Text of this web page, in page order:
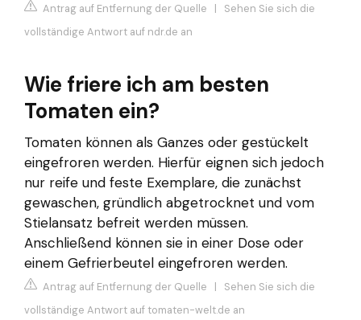
Antrag auf Entfernung der Quelle | Sehen Sie sich die
vollständige Antwort auf ndr.de an
Wie friere ich am besten
Tomaten ein?
Tomaten können als Ganzes oder gestückelt
eingefroren werden. Hierfür eignen sich jedoch
nur reife und feste Exemplare, die zunächst
gewaschen, gründlich abgetrocknet und vom
Stielansatz befreit werden müssen.
Anschließend können sie in einer Dose oder
einem Gefrierbeutel eingefroren werden.
Antrag auf Entfernung der Quelle | Sehen Sie sich die
vollständige Antwort auf tomaten-welt.de an